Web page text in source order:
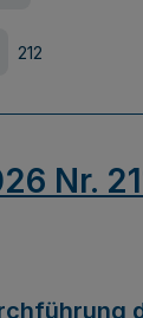
212
Nr.